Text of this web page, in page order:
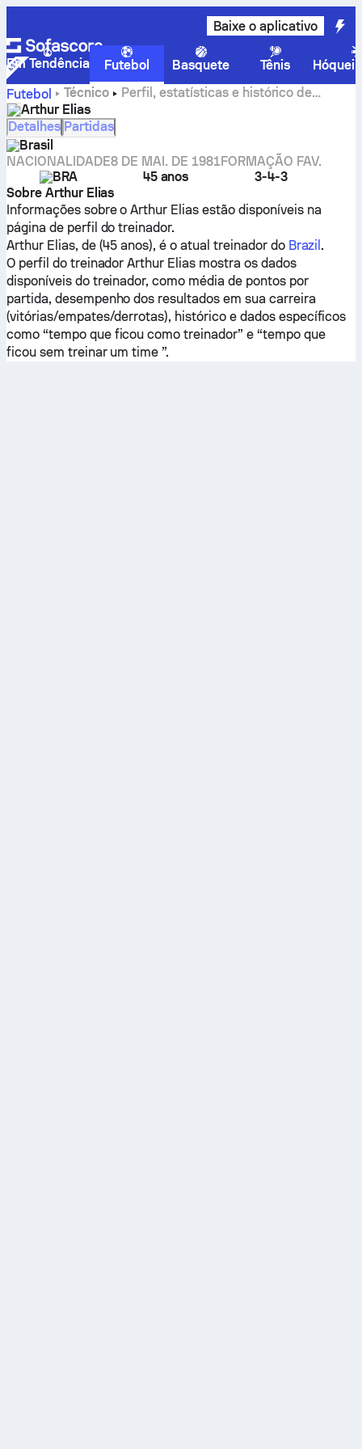
Baixe o aplicativo
Em Tendência Futebol Basquete Tênis
Hóquei
Futebol
Técnico
Perfil, estatísticas e histórico de
carreira do Arthur Elias
Arthur Elias
Detalhes Partidas
Brasil
NACIONALIDADE
BRA
8 DE MAI. DE 1981
45 anos
FORMAÇÃO FAV.
3-4-3
Sobre Arthur Elias
Informações sobre o Arthur Elias estão disponíveis na
página de perfil do treinador.
Arthur Elias, de (45 anos), é o atual treinador do Brazil .
O perfil do treinador Arthur Elias mostra os dados
disponíveis do treinador, como média de pontos por
partida, desempenho dos resultados em sua carreira
(vitórias/empates/derrotas), histórico e dados específicos
como “tempo que ficou como treinador” e “tempo que
ficou sem treinar um time ”.